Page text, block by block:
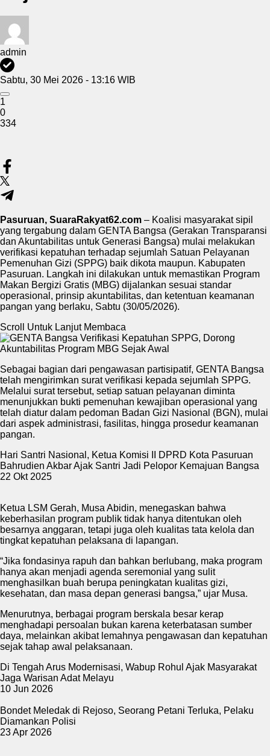
admin
Sabtu, 30 Mei 2026 - 13:16 WIB
1
0
334
Pasuruan, SuaraRakyat62.com – Koalisi masyarakat sipil
yang tergabung dalam GENTA Bangsa (Gerakan Transparansi
dan Akuntabilitas untuk Generasi Bangsa) mulai melakukan
verifikasi kepatuhan terhadap sejumlah Satuan Pelayanan
Pemenuhan Gizi (SPPG) baik dikota maupun. Kabupaten
Pasuruan. Langkah ini dilakukan untuk memastikan Program
Makan Bergizi Gratis (MBG) dijalankan sesuai standar
operasional, prinsip akuntabilitas, dan ketentuan keamanan
pangan yang berlaku, Sabtu (30/05/2026).
Scroll Untuk Lanjut Membaca
Sebagai bagian dari pengawasan partisipatif, GENTA Bangsa
telah mengirimkan surat verifikasi kepada sejumlah SPPG.
Melalui surat tersebut, setiap satuan pelayanan diminta
menunjukkan bukti pemenuhan kewajiban operasional yang
telah diatur dalam pedoman Badan Gizi Nasional (BGN), mulai
dari aspek administrasi, fasilitas, hingga prosedur keamanan
pangan.
Hari Santri Nasional, Ketua Komisi II DPRD Kota Pasuruan
Bahrudien Akbar Ajak Santri Jadi Pelopor Kemajuan Bangsa
22 Okt 2025
Ketua LSM Gerah, Musa Abidin, menegaskan bahwa
keberhasilan program publik tidak hanya ditentukan oleh
besarnya anggaran, tetapi juga oleh kualitas tata kelola dan
tingkat kepatuhan pelaksana di lapangan.
“Jika fondasinya rapuh dan bahkan berlubang, maka program
hanya akan menjadi agenda seremonial yang sulit
menghasilkan buah berupa peningkatan kualitas gizi,
kesehatan, dan masa depan generasi bangsa,” ujar Musa.
Menurutnya, berbagai program berskala besar kerap
menghadapi persoalan bukan karena keterbatasan sumber
daya, melainkan akibat lemahnya pengawasan dan kepatuhan
sejak tahap awal pelaksanaan.
Di Tengah Arus Modernisasi, Wabup Rohul Ajak Masyarakat
Jaga Warisan Adat Melayu
10 Jun 2026
Bondet Meledak di Rejoso, Seorang Petani Terluka, Pelaku
Diamankan Polisi
23 Apr 2026